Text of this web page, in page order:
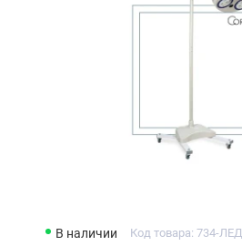
В наличии Код товара: 734-ЛЕД